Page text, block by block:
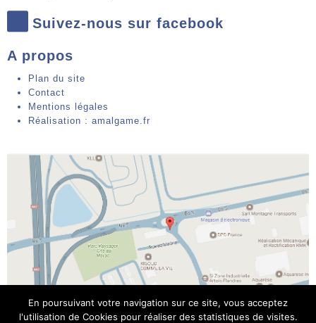
Suivez-nous sur facebook
A propos
Plan du site
Contact
Mentions légales
Réalisation : amalgame.fr
En poursuivant votre navigation sur ce site, vous acceptez
l'utilisation de Cookies pour réaliser des statistiques de visites.